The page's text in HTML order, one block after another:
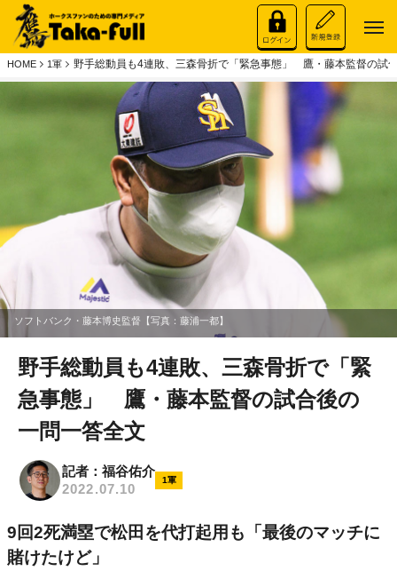
HOME 1軍 野手総動員も4連敗、三森骨折で「緊急事態」 鷹・藤本監督の試
ソフトバンク・藤本博史監督【写真：藤浦一都】
野手総動員も4連敗、三森骨折で「緊
急事態」 鷹・藤本監督の試合後の
一問一答全文
記者：福谷佑介
2022.07.10
1軍
9回2死満塁で松田を代打起用も「最後のマッチに
賭けたけど」